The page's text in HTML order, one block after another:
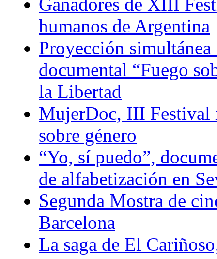
Ganadores de XIII
humanos de Argentina
Proyección
documental “Fuego
la Libertad
MujerDoc, III Festival
sobre género
“Yo, sí puedo”,
de alfabetización en
Segunda Mostra de
Barcelona
La saga de El